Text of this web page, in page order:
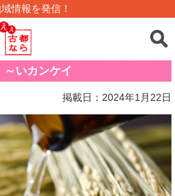
情報を発信！
いカンケイ
掲載日：2024年1月22日